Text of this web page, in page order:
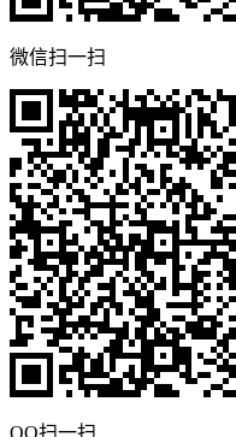
微信扫一扫
QQ扫一扫